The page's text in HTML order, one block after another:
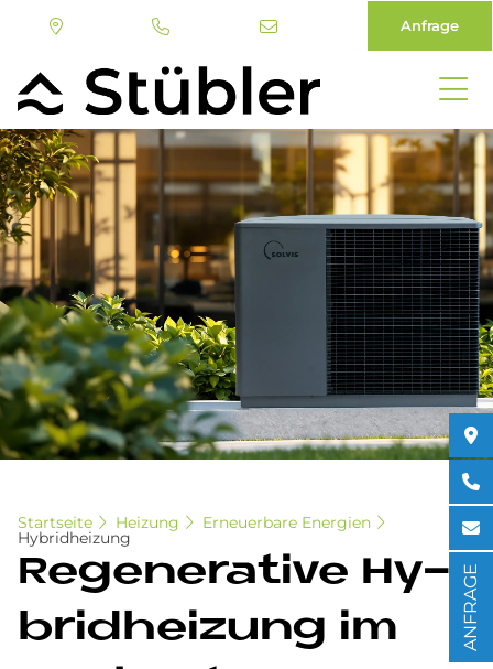
Direkt
zum
Inhalt
Anfrage
Startseite Heizung Erneuerbare Energien
Hybridheizung
Re­ge­ne­ra­ti­ve Hy­
brid­hei­zung im
ANFRAGE